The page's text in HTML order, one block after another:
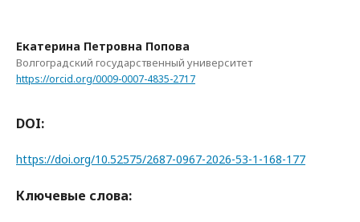
Екатерина Петровна Попова
Волгоградский государственный университет
https://orcid.org/0009-0007-4835-2717
DOI:
https://doi.org/10.52575/2687-0967-2026-53-1-168-177
Ключевые слова: